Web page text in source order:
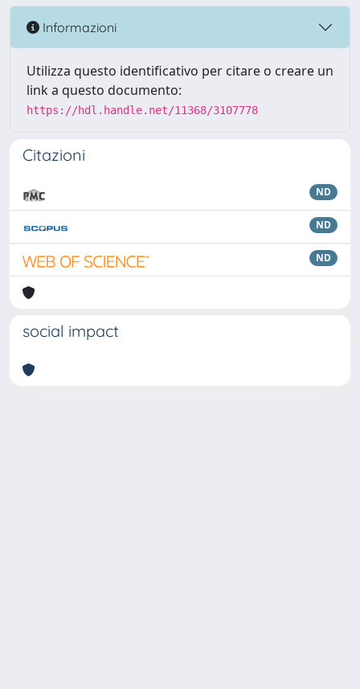
Informazioni
Utilizza questo identificativo per citare o creare un
link a questo documento:
https://hdl.handle.net/11368/3107778
Citazioni
ND
ND
ND
social impact